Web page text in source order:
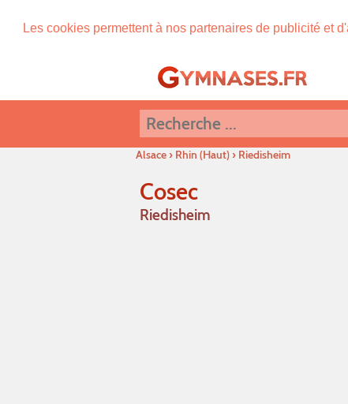
Les cookies permettent à nos partenaires de publicité et
Alsace› Rhin (Haut)› Riedisheim
Cosec
Riedisheim